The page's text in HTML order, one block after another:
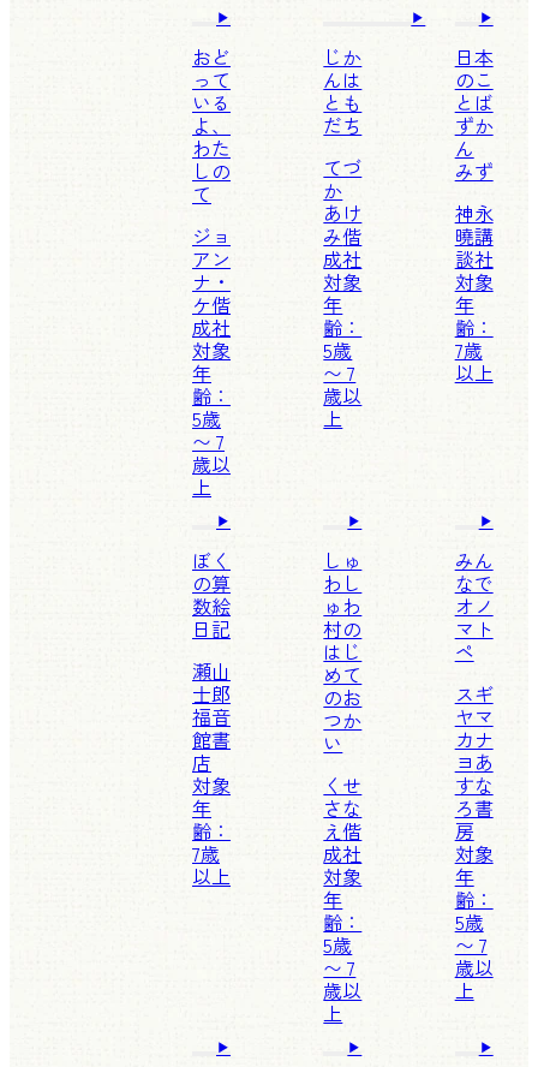
おど
って
いる
よ、
わた
しの
て
ジョ
アン
ナ・
ケ偕
成社
対象
年
齢：
5歳
〜 7
歳以
上
じか
んは
とも
だち
てづ
か
あけ
み偕
成社
対象
年
齢：
5歳
〜 7
歳以
上
日本
のこ
とば
ずか
ん
みず
神永
曉講
談社
対象
年
齢：
7歳
以上
ぼく
の算
数絵
日記
瀬山
士郎
福音
館書
店
対象
年
齢：
7歳
以上
しゅ
わし
ゅわ
村の
はじ
めて
のお
つか
い
くせ
さな
え偕
成社
対象
年
齢：
5歳
〜 7
歳以
上
みん
なで
オノ
マト
ペ
スギ
ヤマ
カナ
ヨ あ
すな
ろ書
房
対象
年
齢：
5歳
〜 7
歳以
上